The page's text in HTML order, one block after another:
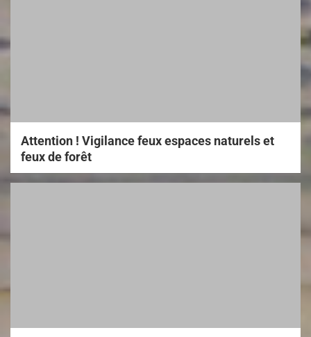
Attention ! Vigilance feux espaces naturels et
feux de forêt